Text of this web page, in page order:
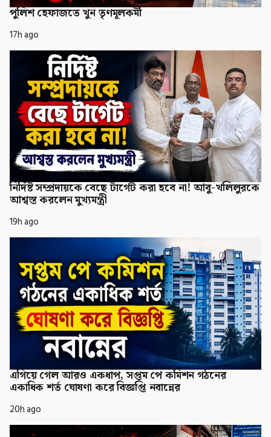
পুলিশ হেফাজতে খুন তৃণমূলকর্মী
17h ago
নির্দিষ্ট সম্প্রদায়কে বেছে টার্গেট করা হবে না! আবু-খলিলুরকে
আশ্বস্ত করলেন মুখ্যমন্ত্রী
19h ago
এগিয়ে গেল আরও একধাপ, সপ্তম পে কমিশন গঠনের
একাধিক শর্ত ঘোষণা করে বিজ্ঞপ্তি নবান্নের
20h ago